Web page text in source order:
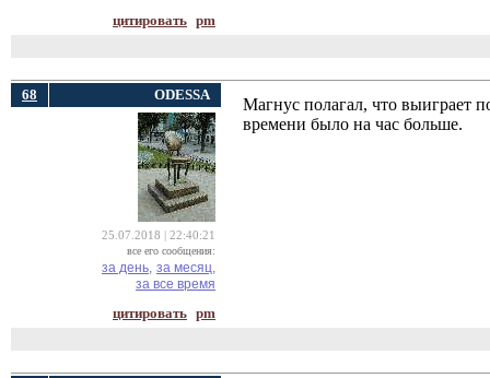
цитировать pm
68 ODESSA
25.07.2018 | 22:40:21
все его сообщения:
за день, за месяц,
за все время
цитировать pm
Магнус полагал, что выиграет
времени было на час больше.